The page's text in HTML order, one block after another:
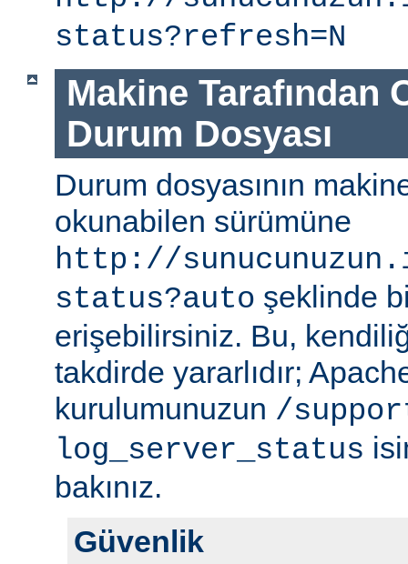
status?refresh=N
Makine Tarafından
Durum Dosyası
Durum dosyasının
okunabilen sürümüne
http://
status?auto şeklinde
erişebilirsiniz. Bu,
takdirde yararlıdır;
kurulumunuzun /
log_server_status
bakınız.
Güvenlik